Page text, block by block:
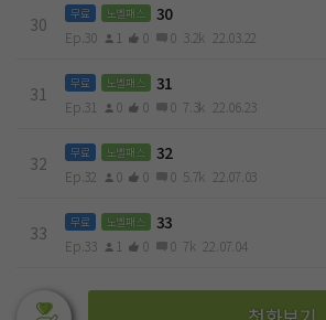
30
무료 노벨패스 30
Ep.30 1 0 0 3.2k 22.03.22
31
무료 노벨패스 31
Ep.31 0 0 0 7.3k 22.06.23
32
무료 노벨패스 32
Ep.32 0 0 0 5.7k 22.07.03
33
무료 노벨패스 33
Ep.33 1 0 0 7k 22.07.04